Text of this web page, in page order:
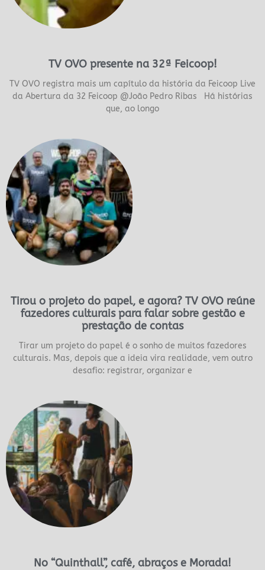
TV OVO presente na 32ª Feicoop!
TV OVO registra mais um capítulo da história da Feicoop Live
da Abertura da 32 Feicoop @João Pedro Ribas Há histórias
que, ao longo
Tirou o projeto do papel, e agora? TV OVO reúne
fazedores culturais para falar sobre gestão e
prestação de contas
Tirar um projeto do papel é o sonho de muitos fazedores
culturais. Mas, depois que a ideia vira realidade, vem outro
desafio: registrar, organizar e
No “Quinthall”, café, abraços e Morada!